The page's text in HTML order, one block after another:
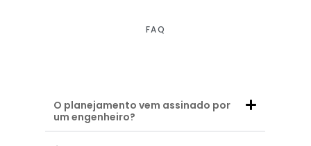
FAQ
O planejamento vem assinado por
um engenheiro?